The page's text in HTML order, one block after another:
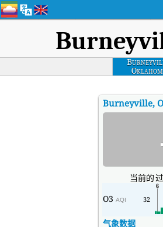
Burneyville,
当前的
O3 AQI 32
气象数据